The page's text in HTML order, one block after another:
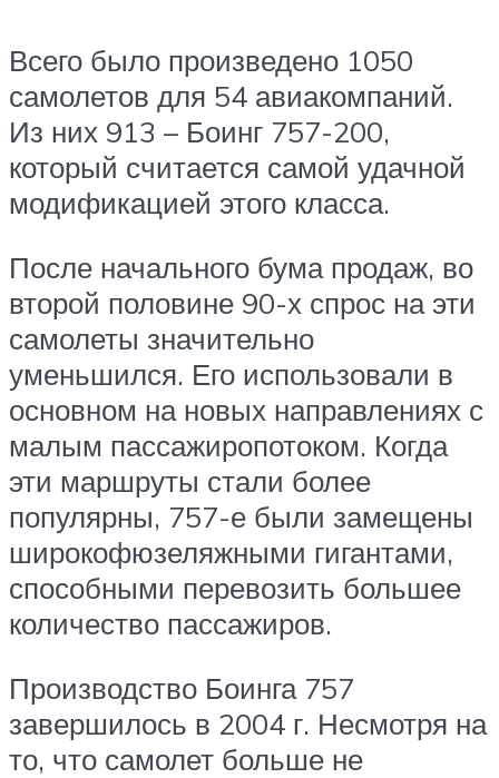
Всего было произведено 1050
самолетов для 54 авиакомпаний.
Из них 913 – Боинг 757-200,
который считается самой удачной
модификацией этого класса.
После начального бума продаж, во
второй половине 90-х спрос на эти
самолеты значительно
уменьшился. Его использовали в
основном на новых направлениях с
малым пассажиропотоком. Когда
эти маршруты стали более
популярны, 757-е были замещены
широкофюзеляжными гигантами,
способными перевозить большее
количество пассажиров.
Производство Боинга 757
завершилось в 2004 г. Несмотря на
то, что самолет больше не